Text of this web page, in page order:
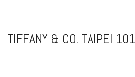
TIFFANY & CO. TAIPEI 101